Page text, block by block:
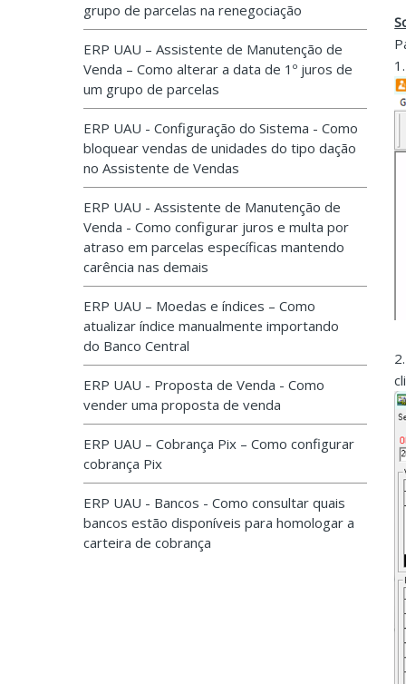
grupo de parcelas na renegociação
ERP UAU – Assistente de Manutenção de
Venda – Como alterar a data de 1º juros de
um grupo de parcelas
ERP UAU - Configuração do Sistema - Como
bloquear vendas de unidades do tipo dação
no Assistente de Vendas
ERP UAU - Assistente de Manutenção de
Venda - Como configurar juros e multa por
atraso em parcelas específicas mantendo
carência nas demais
ERP UAU – Moedas e índices – Como
atualizar índice manualmente importando
do Banco Central
ERP UAU - Proposta de Venda - Como
vender uma proposta de venda
ERP UAU – Cobrança Pix – Como configurar
cobrança Pix
ERP UAU - Bancos - Como consultar quais
bancos estão disponíveis para homologar a
carteira de cobrança